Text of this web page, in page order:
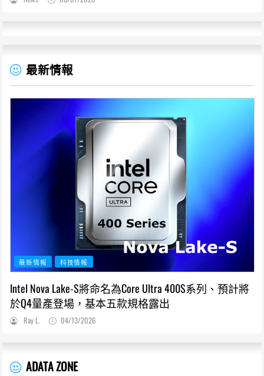
最新情報
最新情報 科技情報
Intel Nova Lake-S將命名為Core Ultra 400S系列、預計將
於Q4量產登場，基本五款規格露出
Ray L. 04/13/2026
ADATA ZONE